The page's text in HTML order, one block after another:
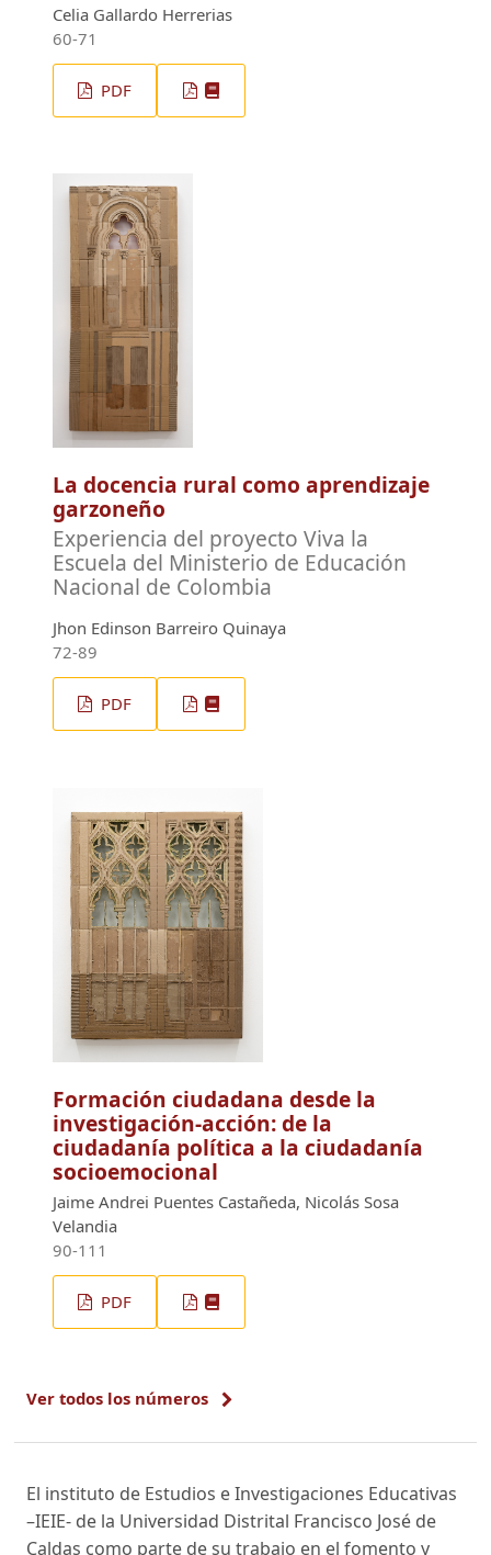
Celia Gallardo Herrerias
60-71
PDF
La docencia rural como aprendizaje
garzoneño
Experiencia del proyecto Viva la
Escuela del Ministerio de Educación
Nacional de Colombia
Jhon Edinson Barreiro Quinaya
72-89
PDF
Formación ciudadana desde la
investigación-acción: de la
ciudadanía política a la ciudadanía
socioemocional
Jaime Andrei Puentes Castañeda, Nicolás Sosa
Velandia
90-111
PDF
Ver todos los números
El instituto de Estudios e Investigaciones Educativas
–IEIE- de la Universidad Distrital Francisco José de
Caldas como parte de su trabajo en el fomento y